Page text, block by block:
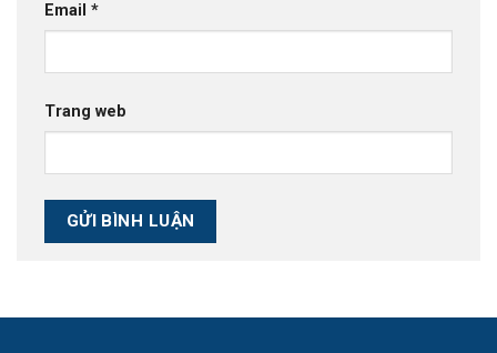
Email *
Trang web